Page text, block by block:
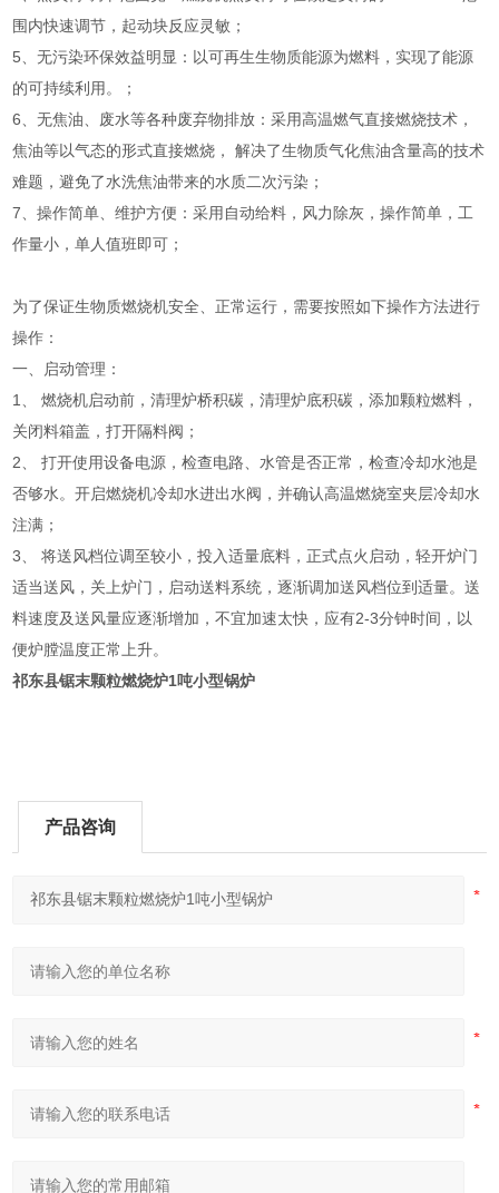
围内快速调节，起动块反应灵敏；
5、无污染环保效益明显：以可再生生物质能源为燃料，实现了能源
的可持续利用。；
6、无焦油、废水等各种废弃物排放：采用高温燃气直接燃烧技术，
焦油等以气态的形式直接燃烧， 解决了生物质气化焦油含量高的技术
难题，避免了水洗焦油带来的水质二次污染；
7、操作简单、维护方便：采用自动给料，风力除灰，操作简单，工
作量小，单人值班即可；
为了保证生物质燃烧机安全、正常运行，需要按照如下操作方法进行
操作：
一、启动管理：
1、 燃烧机启动前，清理炉桥积碳，清理炉底积碳，添加颗粒燃料，
关闭料箱盖，打开隔料阀；
2、 打开使用设备电源，检查电路、水管是否正常，检查冷却水池是
否够水。开启燃烧机冷却水进出水阀，并确认高温燃烧室夹层冷却水
注满；
3、 将送风档位调至较小，投入适量底料，正式点火启动，轻开炉门
适当送风，关上炉门，启动送料系统，逐渐调加送风档位到适量。送
料速度及送风量应逐渐增加，不宜加速太快，应有2-3分钟时间，以
便炉膛温度正常上升。
祁东县锯末颗粒燃烧炉1吨小型锅炉
产品咨询